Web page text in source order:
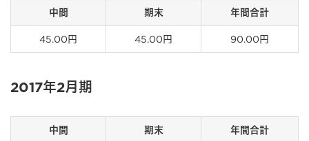
中間 期末 年間合計
45.00円 45.00円 90.00円
2017年2月期
中間 期末 年間合計